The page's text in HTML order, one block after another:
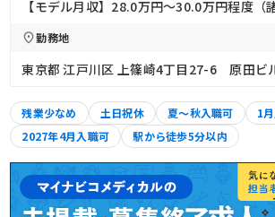
【モデル月収】28.0万円〜30.0万円程度（
勤務地
東京都 江戸川区 上篠崎4丁目27-6 原田ビ
残業少なめ 土日祝休 夏～秋入職可
1
2027年4月入職可
駅から徒歩5分以内